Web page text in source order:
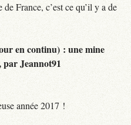
France, c’est ce qu’il y a de
en continu) : une mine
parJeannot91
année 2017 !